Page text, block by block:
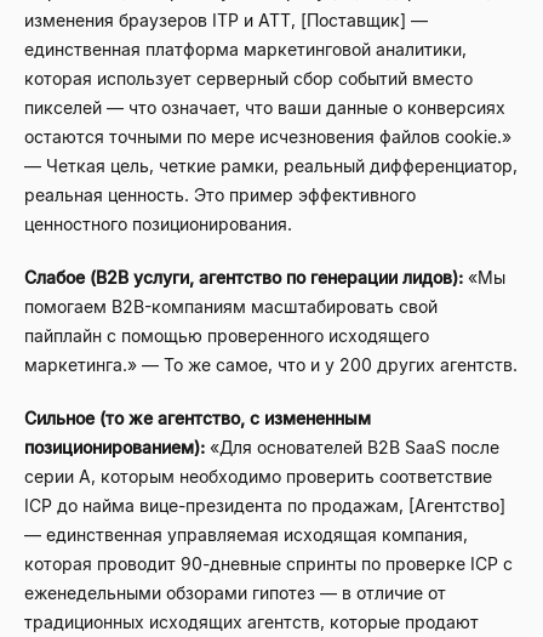
изменения браузеров ITP и ATT, [Поставщик] —
единственная платформа маркетинговой аналитики,
которая использует серверный сбор событий вместо
пикселей — что означает, что ваши данные о конверсиях
остаются точными по мере исчезновения файлов cookie.»
— Четкая цель, четкие рамки, реальный дифференциатор,
реальная ценность. Это пример эффективного
ценностного позиционирования.
Слабое (B2B услуги, агентство по генерации лидов): «Мы
помогаем B2B-компаниям масштабировать свой
пайплайн с помощью проверенного исходящего
маркетинга.» — То же самое, что и у 200 других агентств.
Сильное (то же агентство, с измененным
позиционированием): «Для основателей B2B SaaS после
серии A, которым необходимо проверить соответствие
ICP до найма вице-президента по продажам, [Агентство]
— единственная управляемая исходящая компания,
которая проводит 90-дневные спринты по проверке ICP с
еженедельными обзорами гипотез — в отличие от
традиционных исходящих агентств, которые продают